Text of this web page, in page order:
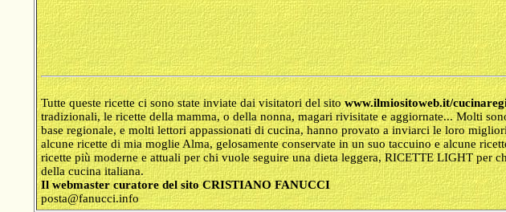
Tutte queste ricette ci sono state inviate dai visitatori del sito www.ilmiositoweb.it/
tradizionali, le ricette della mamma, o della nonna, magari rivisitate e aggiornate... Molti
base regionale, e molti lettori appassionati di cucina, hanno provato a inviarci le loro
alcune ricette di mia moglie Alma, gelosamente conservate in un suo taccuino e alcune
ricette più moderne e attuali per chi vuole seguire una dieta leggera, RICETTE LIGHT per
della cucina italiana.
Il webmaster curatore del sito CRISTIANO FANUCCI
posta@fanucci.info